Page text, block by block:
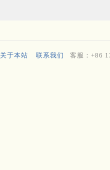
关于本站 联系我们 客服：+86